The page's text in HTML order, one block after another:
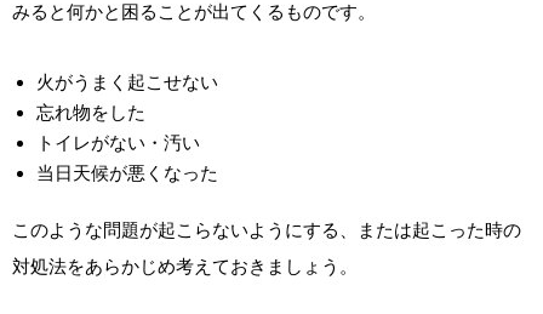
みると何かと困ることが出てくるものです。
火がうまく起こせない
忘れ物をした
トイレがない・汚い
当日天候が悪くなった
このような問題が起こらないようにする、または起こった時の
対処法をあらかじめ考えておきましょう。